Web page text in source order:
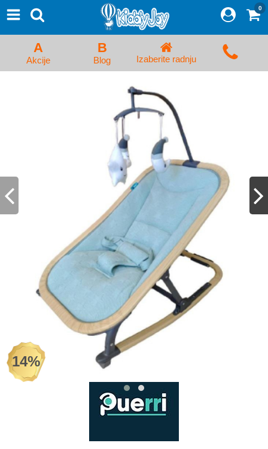
Proizvodi
Početna Prijava/Registracija
Kolica za bebe i dečija kolica
Hranilice, flašice i cucle
Monitori, Ogradice i tricikli
Posteljine, vrećice i baldahini
Odeća i obuća
Igračke za bebe i decu
AKCIJA
Prodavnica
0
A
Akcije
B
Blog Izaberite radnju
14%